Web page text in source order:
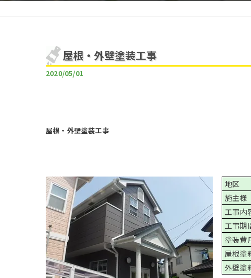
屋根・外壁塗装工事
2020/05/01
屋根・外壁塗装工事
地区
施主様
工事内
工事期
塗装費
屋根塗
外壁塗